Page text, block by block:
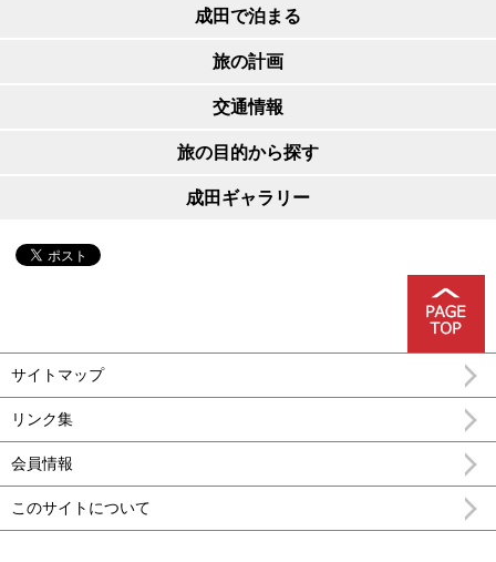
成田で泊まる
旅の計画
交通情報
旅の目的から探す
成田ギャラリー
サイトマップ
リンク集
会員情報
このサイトについて